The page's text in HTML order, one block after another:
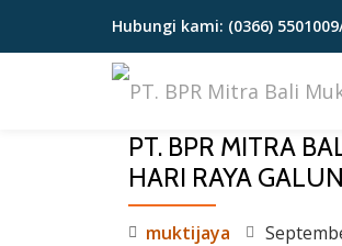
Lompat
Hubungi kami: (0366)
PT. BPR MITRA
HARI RAYA
muktijaya